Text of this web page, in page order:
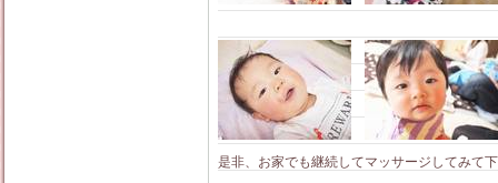
是非、お家でも継続してマッサージしてみて